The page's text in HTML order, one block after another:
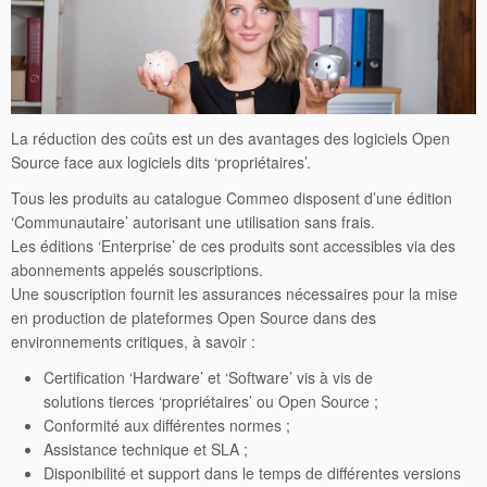
La réduction des coûts est un des avantages des logiciels Open
Source face aux logiciels dits ‘propriétaires’.
Tous les produits au catalogue Commeo disposent d’une édition
‘Communautaire’ autorisant une utilisation sans frais.
Les éditions ‘Enterprise’ de ces produits sont accessibles via des
abonnements appelés souscriptions.
Une souscription fournit les assurances nécessaires pour la mise
en production de plateformes Open Source dans des
environnements critiques, à savoir :
Certification ‘Hardware’ et ‘Software’ vis à vis de
solutions tierces ‘propriétaires’ ou Open Source ;
Conformité aux différentes normes ;
Assistance technique et SLA ;
Disponibilité et support dans le temps de différentes versions